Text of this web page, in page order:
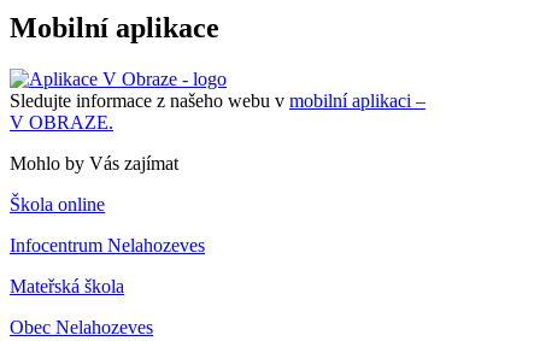
Mobilní aplikace
Sledujte informace z našeho webu v mobilní aplikaci –
V OBRAZE.
Mohlo by Vás zajímat
Škola online
Infocentrum Nelahozeves
Mateřská škola
Obec Nelahozeves